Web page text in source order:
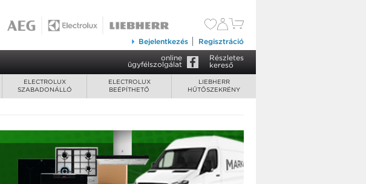
Bejelentkezés Regisztráció
online
ügyfélszolgálat
Részletes
kereső
ELECTROLUX
SZABADONÁLLÓ
ELECTROLUX
BEÉPÍTHETŐ
LIEBHERR
HŰTŐSZEKRÉNY
119 900 Ft Kosárba tesz